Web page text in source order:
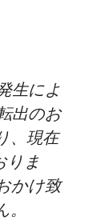
生によ
出のお
、現在
りま
かけ致